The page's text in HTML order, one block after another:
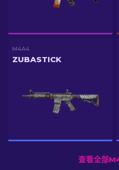
M4A4
ZUBASTICK
查看全部